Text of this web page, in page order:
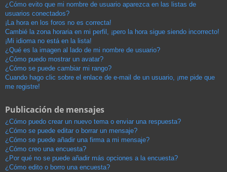
¿Cómo evito que mi nombre de usuario aparezca en las listas de
usuarios conectados?
¡La hora en los foros no es correcta!
Cambié la zona horaria en mi perfil, ¡pero la hora sigue siendo incorrecto!
¡Mi idioma no está en la lista!
¿Qué es la imagen al lado de mi nombre de usuario?
¿Cómo puedo mostrar un avatar?
¿Cómo se puede cambiar mi rango?
Cuando hago clic sobre el enlace de e-mail de un usuario, ¡me pide que
me registre!
Publicación de mensajes
¿Cómo puedo crear un nuevo tema o enviar una respuesta?
¿Cómo se puede editar o borrar un mensaje?
¿Cómo se puede añadir una firma a mi mensaje?
¿Cómo creo una encuesta?
¿Por qué no se puede añadir más opciones a la encuesta?
¿Cómo edito o borro una encuesta?